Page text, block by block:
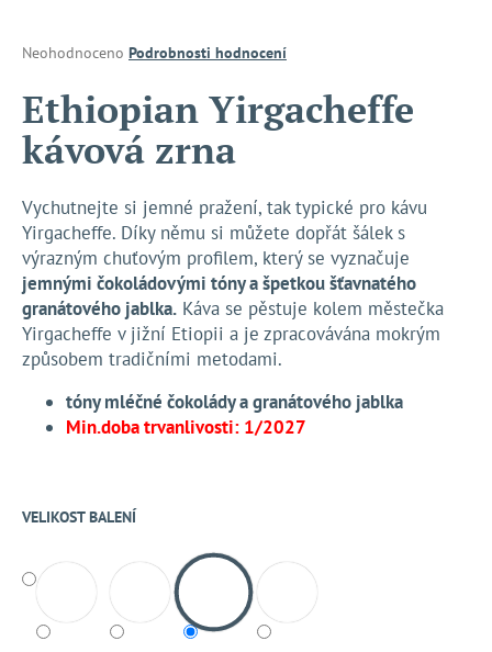
Průměrné
produktu
je
0,0
hvězdiček.
Neohodnoceno Podrobnosti hodnocení
Ethiopian Yirgacheffe
kávová zrna
Vychutnejte si jemné pražení, tak typické pro kávu
Yirgacheffe. Díky němu si můžete dopřát šálek s
výrazným chuťovým profilem, který se vyznačuje
jemnými čokoládovými tóny a špetkou šťavnatého
granátového jablka. Káva se pěstuje kolem městečka
Yirgacheffe v jižní Etiopii a je zpracovávána mokrým
způsobem tradičními metodami.
tóny mléčné čokolády a granátového jablka
Min.doba trvanlivosti: 1/2027
VELIKOST BALENÍ
j
t
?
HLEDAT
D
o
u
e
m